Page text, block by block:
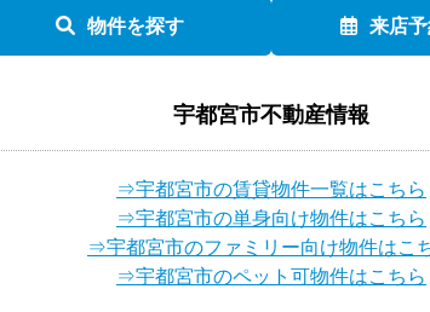
物件を探す 来店
宇都宮市不動産情報
⇒宇都宮市の賃貸物件一覧はこちら
⇒宇都宮市の単身向け物件はこちら
⇒宇都宮市のファミリー向け物件はこ
⇒宇都宮市のペット可物件はこちら